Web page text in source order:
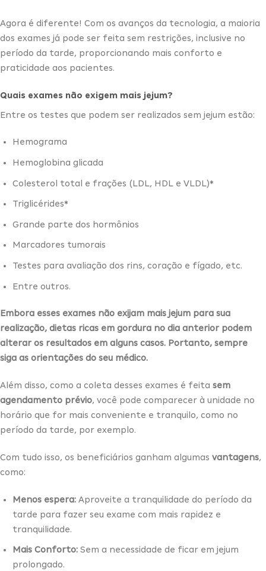
Agora é diferente! Com os avanços da tecnologia, a maioria
dos exames já pode ser feita sem restrições, inclusive no
período da tarde, proporcionando mais conforto e
praticidade aos pacientes.
Quais exames não exigem mais jejum?
Entre os testes que podem ser realizados sem jejum estão:
Hemograma
Hemoglobina glicada
Colesterol total e frações (LDL, HDL e VLDL)*
Triglicérides*
Grande parte dos hormônios
Marcadores tumorais
Testes para avaliação dos rins, coração e fígado, etc.
Entre outros.
Embora esses exames não exijam mais jejum para sua
realização, dietas ricas em gordura no dia anterior podem
alterar os resultados em alguns casos. Portanto, sempre
siga as orientações do seu médico.
Além disso, como a coleta desses exames é feita sem
agendamento prévio, você pode comparecer à unidade no
horário que for mais conveniente e tranquilo, como no
período da tarde, por exemplo.
Com tudo isso, os beneficiários ganham algumas vantagens,
como:
Menos espera: Aproveite a tranquilidade do período da
tarde para fazer seu exame com mais rapidez e
tranquilidade.
Mais Conforto: Sem a necessidade de ficar em jejum
prolongado.